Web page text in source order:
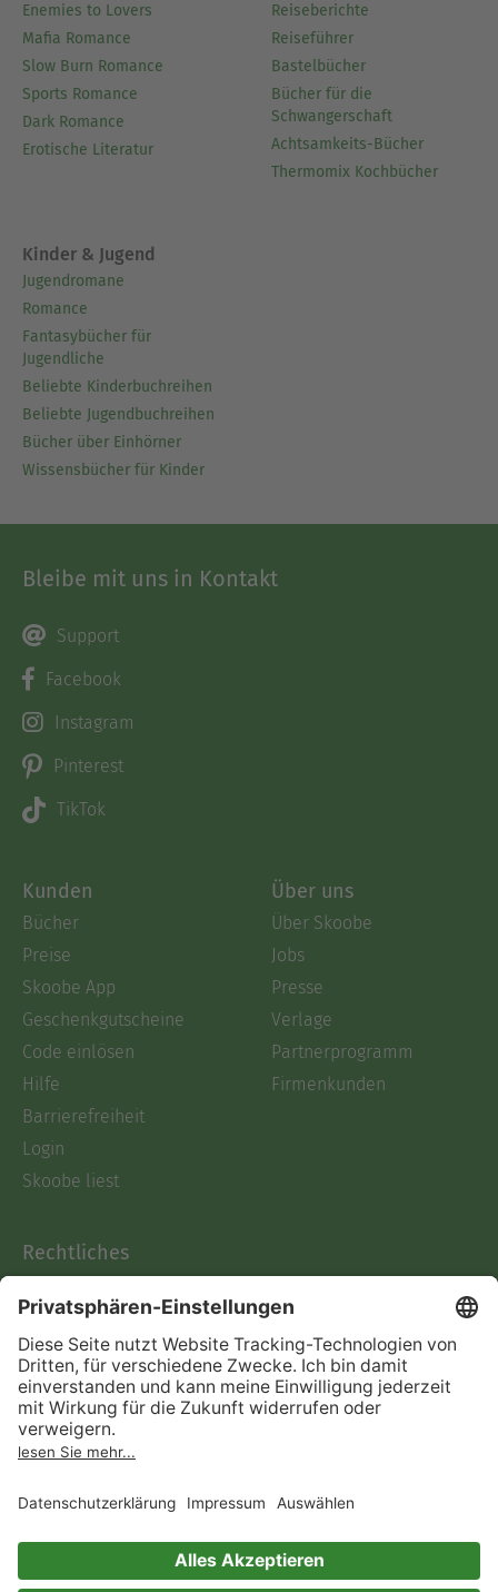
Enemies to Lovers
Mafia Romance
Slow Burn Romance
Sports Romance
Dark Romance
Erotische Literatur
Reiseberichte
Reiseführer
Bastelbücher
Bücher für die
Schwangerschaft
Achtsamkeits-Bücher
Thermomix Kochbücher
Kinder & Jugend
Jugendromane
Romance
Fantasybücher für
Jugendliche
Beliebte Kinderbuchreihen
Beliebte Jugendbuchreihen
Bücher über Einhörner
Wissensbücher für Kinder
Bleibe mit uns in Kontakt
Support
Facebook
Instagram
Pinterest
TikTok
Kunden
Bücher
Preise
Skoobe App
Geschenkgutscheine
Code einlösen
Hilfe
Barrierefreiheit
Login
Skoobe liest
Über uns
Über Skoobe
Jobs
Presse
Verlage
Partnerprogramm
Firmenkunden
Rechtliches
AGB
Informationen nach Data
Act
Verträge hier kündigen
Impressum
Immer ein gutes Buch